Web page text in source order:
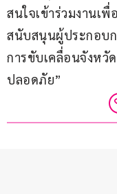
สนใจเข้าร่วมงานเ
สนับสนุนผู้ประกอบ
การขับเคลื่อนจังหวั
ปลอดภัย”